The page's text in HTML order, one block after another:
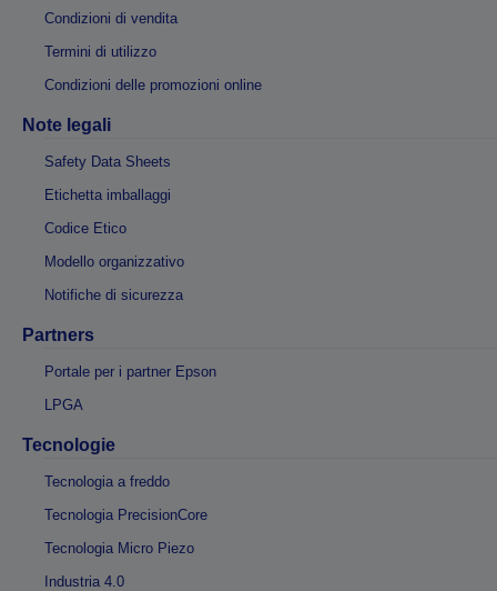
Condizioni di vendita
Termini di utilizzo
Condizioni delle promozioni online
Note legali
Safety Data Sheets
Etichetta imballaggi
Codice Etico
Modello organizzativo
Notifiche di sicurezza
Partners
Portale per i partner Epson
LPGA
Tecnologie
Tecnologia a freddo
Tecnologia PrecisionCore
Tecnologia Micro Piezo
Industria 4.0